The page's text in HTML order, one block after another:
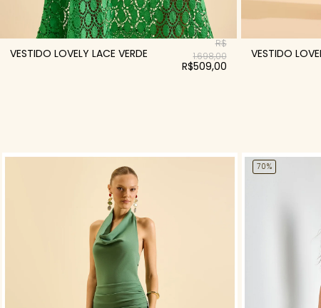
VESTIDO LOVELY LACE VERDE
R$
1.698,00
R$509,00
VESTIDO
70%